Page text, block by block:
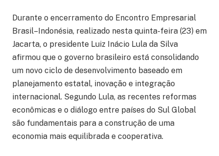
Durante o encerramento do Encontro Empresarial
Brasil–Indonésia, realizado nesta quinta-feira (23) em
Jacarta, o presidente Luiz Inácio Lula da Silva
afirmou que o governo brasileiro está consolidando
um novo ciclo de desenvolvimento baseado em
planejamento estatal, inovação e integração
internacional. Segundo Lula, as recentes reformas
econômicas e o diálogo entre países do Sul Global
são fundamentais para a construção de uma
economia mais equilibrada e cooperativa.